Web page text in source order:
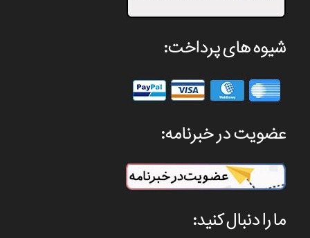
شیوه های پرداخت:
عضویت در خبرنامه:
ما را دنبال کنید: